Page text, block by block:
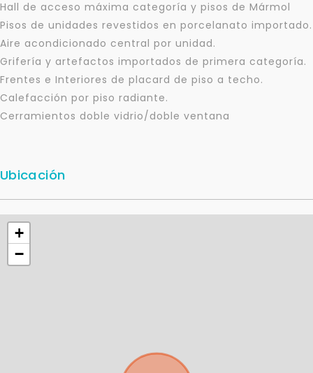
Hall de acceso máxima categoría y pisos de Mármol
Pisos de unidades revestidos en porcelanato importado.
Aire acondicionado central por unidad.
Grifería y artefactos importados de primera categoría.
Frentes e Interiores de placard de piso a techo.
Calefacción por piso radiante.
Cerramientos doble vidrio/doble ventana
Ubicación
+
−